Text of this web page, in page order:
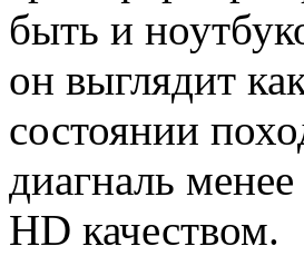
быть и
он выглядит
состоянии
диагналь
HD качеством.